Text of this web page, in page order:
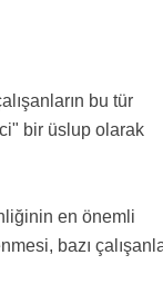
bu tür
bir üslup olarak
en önemli
bazı